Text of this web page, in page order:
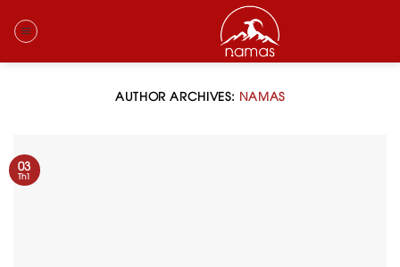
content
AUTHOR ARCHIVES: NAMAS
03
Th1